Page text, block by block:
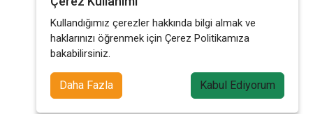
Kullandığımız çerezler hakkında bilgi almak ve
haklarınızı öğrenmek için Çerez Politikamıza
bakabilirsiniz.
Daha Fazla Kabul Ediyorum